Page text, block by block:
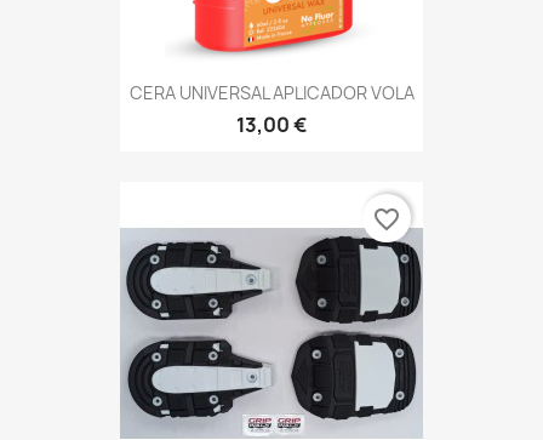
CERA UNIVERSAL APLICADOR VOLA
13,00 €
favorite_border